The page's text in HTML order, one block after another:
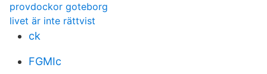
provdockor goteborg
livet är inte rättvist
ck
FGMIc